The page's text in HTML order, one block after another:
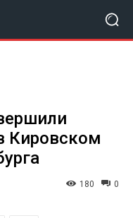
Кировском
0
180